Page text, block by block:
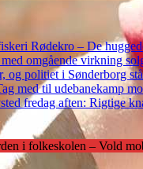
Rødekro – De
omgående virkning
og politiet i Sønderborg
med til udebanekamp
fredag aften: Rigtige
i folkeskolen – Vold